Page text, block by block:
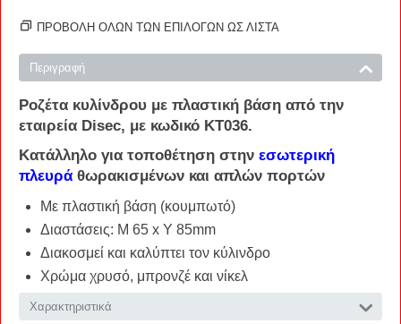
ΠΡΟΒΟΛΗ ΟΛΩΝ ΤΩΝ ΕΠΙΛΟΓΩΝ ΩΣ ΛΊΣΤΑ
Περιγραφή
Ροζέτα κυλίνδρου με πλαστική βάση από την
εταιρεία Disec, με κωδικό KT036.
Κατάλληλο για τοποθέτηση στην εσωτερική
πλευρά θωρακισμένων και απλών πορτών
Με πλαστική βάση (κουμπωτό)
Διαστάσεις: Μ 65 x Y 85mm
Διακοσμεί και καλύπτει τον κύλινδρο
Χρώμα χρυσό, μπρονζέ και νίκελ
Χαρακτηριστικά